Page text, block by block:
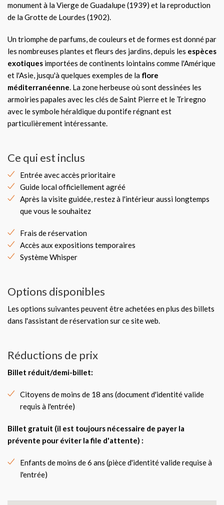
monument à la Vierge de Guadalupe (1939) et la reproduction
de la Grotte de Lourdes (1902).
Un triomphe de parfums, de couleurs et de formes est donné par
les nombreuses plantes et fleurs des jardins, depuis les espèces
exotiques importées de continents lointains comme l'Amérique
et l'Asie, jusqu'à quelques exemples de la flore
méditerranéenne. La zone herbeuse où sont dessinées les
armoiries papales avec les clés de Saint Pierre et le Triregno
avec le symbole héraldique du pontife régnant est
particulièrement intéressante.
Ce qui est inclus
Entrée avec accès prioritaire
Guide local officiellement agréé
Après la visite guidée, restez à l'intérieur aussi longtemps
que vous le souhaitez
Frais de réservation
Accès aux expositions temporaires
Système Whisper
Options disponibles
Les options suivantes peuvent être achetées en plus des billets
dans l'assistant de réservation sur ce site web.
Réductions de prix
Billet réduit/demi-billet:
Citoyens de moins de 18 ans (document d'identité valide
requis à l'entrée)
Billet gratuit (il est toujours nécessaire de payer la
prévente pour éviter la file d'attente) :
Enfants de moins de 6 ans (pièce d'identité valide requise à
l'entrée)